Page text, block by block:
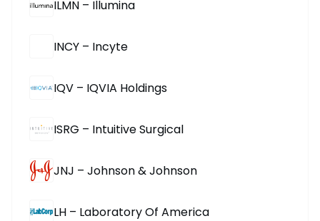
ILMN – Illumina
INCY – Incyte
IQV – IQVIA Holdings
ISRG – Intuitive Surgical
JNJ – Johnson & Johnson
LH – Laboratory Of America